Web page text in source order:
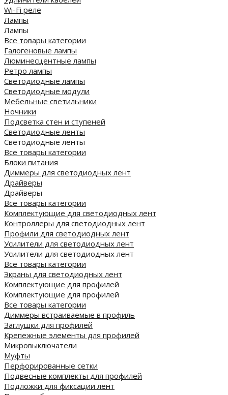
Wi-Fi реле
Лампы
Лампы
Все товары категории
Галогеновые лампы
Люминесцентные лампы
Ретро лампы
Светодиодные лампы
Светодиодные модули
Мебельные светильники
Ночники
Подсветка стен и ступеней
Светодиодные ленты
Светодиодные ленты
Все товары категории
Блоки питания
Диммеры для светодиодных лент
Драйверы
Драйверы
Все товары категории
Комплектующие для светодиодных лент
Контроллеры для светодиодных лент
Профили для светодиодных лент
Усилители для светодиодных лент
Усилители для светодиодных лент
Все товары категории
Экраны для светодиодных лент
Комплектующие для профилей
Комплектующие для профилей
Все товары категории
Диммеры встраиваемые в профиль
Заглушки для профилей
Крепежные элементы для профилей
Микровыключатели
Муфты
Перфорированные сетки
Подвесные комплекты для профилей
Подложки для фиксации лент